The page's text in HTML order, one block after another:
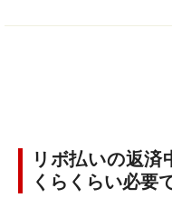
リボ払いの返済
くらくらい必要